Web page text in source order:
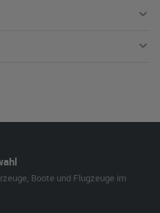
Boote und Flugzeuge im